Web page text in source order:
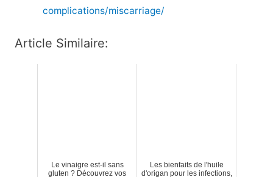
complications/miscarriage/
Article Similaire:
Le vinaigre est-il sans
gluten ? Découvrez vos
Les bienfaits de l'huile
d'origan pour les infections,